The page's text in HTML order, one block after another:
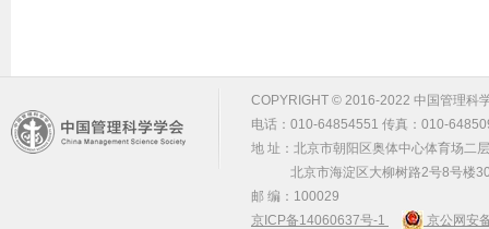
COPYRIGHT © 2016-2022 中国管理科
电话：010-64854551 传真：010-
地 址：北京市朝阳区奥体中心体育场二
北京市海淀区大柳树路2号8号楼
邮 编：100029
京ICP备14060637号-1
京公网安